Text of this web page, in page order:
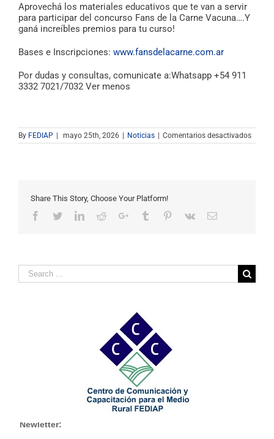
Aprovechá los materiales educativos que te van a servir
para participar del concurso Fans de la Carne Vacuna….Y
ganá increíbles premios para tu curso!
Bases e Inscripciones: www.fansdelacarne.com.ar
Por dudas y consultas, comunicate a:Whatsapp +54 911
3332 7021/7032 Ver menos
By FEDIAP | mayo 25th, 2026 | Noticias | Comentarios desactivadosen
FANS
Share This Story, Choose Your Platform!
Facebook
TwitterLinkedinRedditGoogle+Tumblr Pinterest
Vk Email
Search
for:
Newletter: